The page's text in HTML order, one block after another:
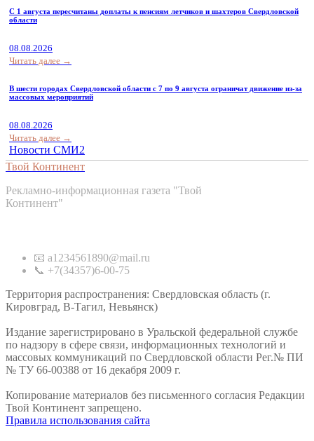
С 1 августа пересчитаны доплаты к пенсиям летчиков и шахтеров Свердловской
области
08.08.2026
Читать далее →
В шести городах Свердловской области с 7 по 9 августа ограничат движение из-за
массовых мероприятий
08.08.2026
Читать далее →
Новости СМИ2
Твой Континент
Рекламно-информационная газета "Твой
Континент"
📧 a1234561890@mail.ru
📞 +7(34357)6-00-75
Территория распространения: Свердловская область (г.
Кировград, В-Тагил, Невьянск)
Издание зарегистрировано в Уральской федеральной службе
по надзору в сфере связи, информационных технологий и
массовых коммуникаций по Свердловской области Рег.№ ПИ
№ ТУ 66-00388 от 16 декабря 2009 г.
Копирование материалов без письменного согласия Редакции
Твой Континент запрещено.
Правила использования сайта